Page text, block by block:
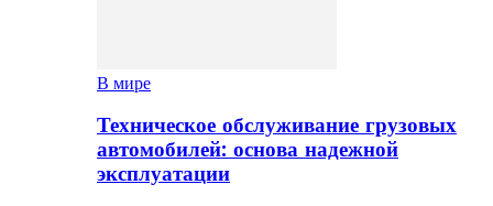
В мире
Техническое обслуживание грузовых
автомобилей: основа надежной
эксплуатации